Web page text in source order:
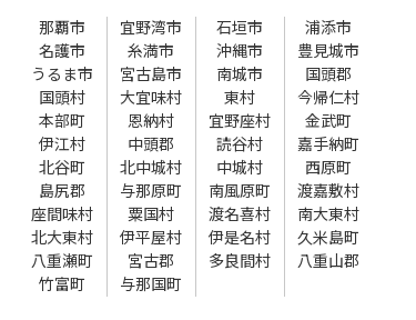
那覇市 宜野湾市 石垣市
浦添市
名護市
糸満市 沖縄市
豊見城市
うるま市
宮古島市 南城市
国頭郡
国頭村
大宜味村 東村
今帰仁村
本部町
恩納村 宜野座村
金武町
伊江村
中頭郡 読谷村
嘉手納町
北谷町
北中城村 中城村
西原町
島尻郡
与那原町 南風原町
渡嘉敷村
座間味村
粟国村 渡名喜村
南大東村
北大東村
伊平屋村 伊是名村
久米島町
八重瀬町
宮古郡 多良間村
八重山郡
竹富町
与那国町